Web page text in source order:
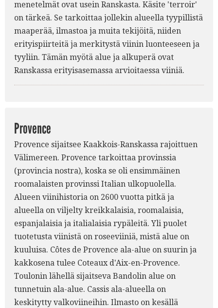
menetelmät ovat usein Ranskasta. Käsite 'terroir'
on tärkeä. Se tarkoittaa jollekin alueella tyypillistä
maaperää, ilmastoa ja muita tekijöitä, niiden
erityispiirteitä ja merkitystä viinin luonteeseen ja
tyyliin. Tämän myötä alue ja alkuperä ovat
Ranskassa erityisasemassa arvioitaessa viiniä.
Provence
Provence sijaitsee Kaakkois-Ranskassa rajoittuen
Välimereen. Provence tarkoittaa provinssia
(provincia nostra), koska se oli ensimmäinen
roomalaisten provinssi Italian ulkopuolella.
Alueen viinihistoria on 2600 vuotta pitkä ja
alueella on viljelty kreikkalaisia, roomalaisia,
espanjalaisia ja italialaisia rypäleitä. Yli puolet
tuotetusta viinistä on roseeviiniä, mistä alue on
kuuluisa. Côtes de Provence ala-alue on suurin ja
kakkosena tulee Coteaux d'Aix-en-Provence.
Toulonin lähellä sijaitseva Bandolin alue on
tunnetuin ala-alue. Cassis ala-alueella on
keskitytty valkoviineihin. Ilmasto on kesällä